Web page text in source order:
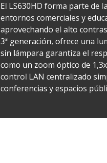
El LS630HD forma parte de
entornos comerciales y
aprovechando el alto
3ª generación, ofrece una
sin lámpara garantiza el
como un zoom óptico de
control LAN centralizado
conferencias y espacios